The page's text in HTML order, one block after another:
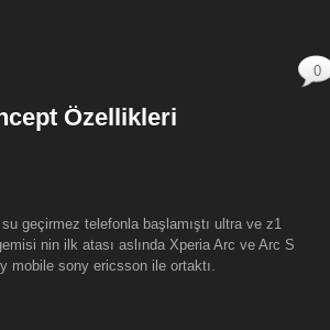
Özellikleri
geçirmez telefonla başlamıştı ultra ve z1
nin ilk atası aslında Xperia Arc ve Arc S
mobile sony ericsson ile ortaktı.
0